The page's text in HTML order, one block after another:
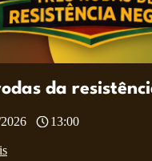
da
13:00